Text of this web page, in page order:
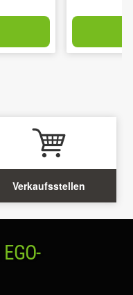
Verkaufsstellen
EGO-